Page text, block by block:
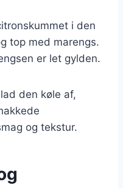
i den
top med marengs.
er let gylden.
den køle af,
og tekstur.